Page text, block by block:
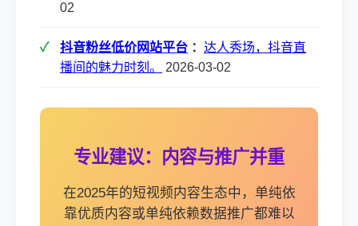
02
抖音粉丝低价网站平台 ： 达人秀场，抖音直
播间的魅力时刻。
2026-03-02
专业建议：内容与推广并重
在2025年的短视频内容生态中，单纯依
靠优质内容或单纯依赖数据推广都难以